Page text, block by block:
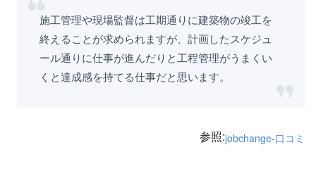
施工管理や現場監督は工期通りに建築物の竣工を
終えることが求められますが、計画したスケジュ
ール通りに仕事が進んだりと工程管理がうまくい
くと達成感を持てる仕事だと思います。
参照:jobchange-口コミ